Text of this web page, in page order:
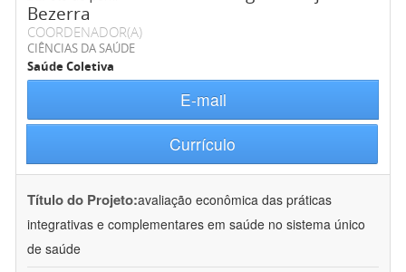
Bezerra
COORDENADOR(A)
CIÊNCIAS DA SAÚDE
Saúde Coletiva
E-mail
Currículo
Título do Projeto:avaliação econômica das práticas
integrativas e complementares em saúde no sistema único
de saúde